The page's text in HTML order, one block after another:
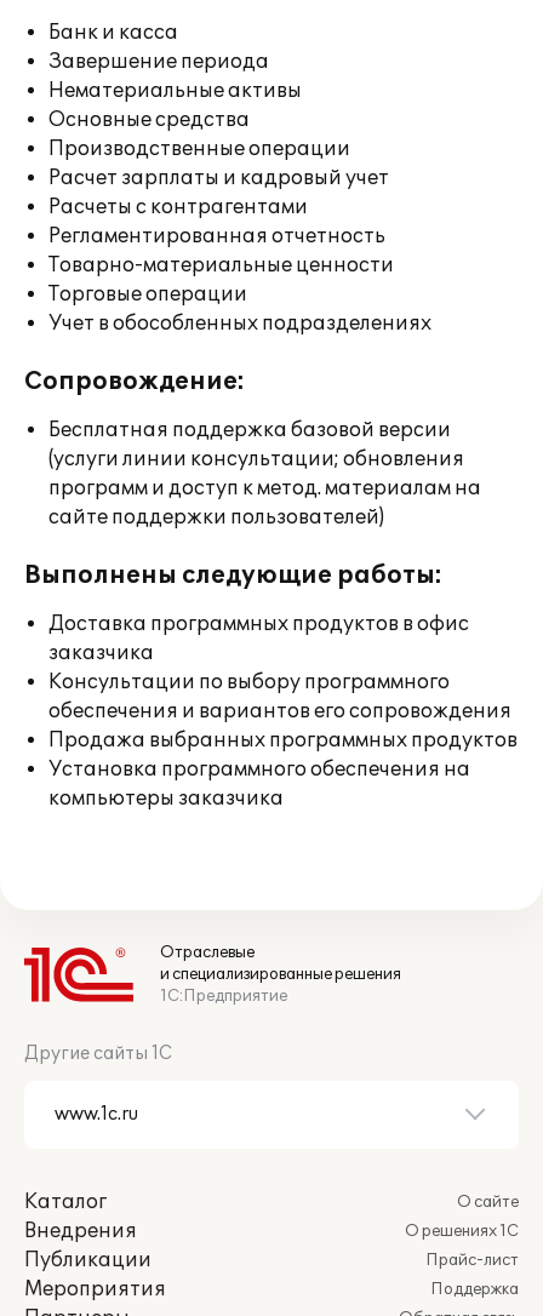
Банк и касса
Завершение периода
Нематериальные активы
Основные средства
Производственные операции
Расчет зарплаты и кадровый учет
Расчеты с контрагентами
Регламентированная отчетность
Товарно-материальные ценности
Торговые операции
Учет в обособленных подразделениях
Сопровождение:
Бесплатная поддержка базовой версии
(услуги линии консультации; обновления
программ и доступ к метод. материалам на
сайте поддержки пользователей)
Выполнены следующие работы:
Доставка программных продуктов в офис
заказчика
Консультации по выбору программного
обеспечения и вариантов его сопровождения
Продажа выбранных программных продуктов
Установка программного обеспечения на
компьютеры заказчика
Отраслевые
и специализированные решения
1С:Предприятие
Другие сайты 1С
Каталог
Внедрения
Публикации
Мероприятия
О сайте
О решениях 1С
Прайс-лист
Поддержка